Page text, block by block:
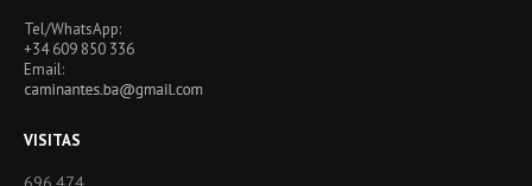
Tel/WhatsApp:
+34 609 850 336
Email:
VISITAS